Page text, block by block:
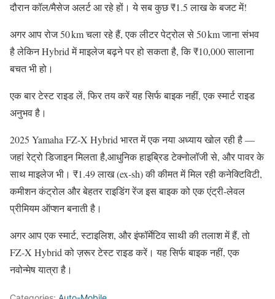
दौरान कॉल/मैसेज अलर्ट आ रहे हों। ये सब कुछ ₹1.5 लाख के बजट में!
अगर आप रोज 50 km चला रहे हैं, एक लीटर पेट्रोल से 50 km जाना संभव
है लेकिन Hybrid में माइलेज बढ़ने पर हो सकता है, कि ₹10,000 सालाना
बचत भी हो।
एक बार टेस्ट राइड लें, फिर तय करें यह सिर्फ बाइक नहीं, एक स्मार्ट राइड
अनुभव है।
2025 Yamaha FZ‑X Hybrid भारत में एक नया अध्याय खोल रही है —
जहां रेट्रो डिजाइन मिलता है,आधुनिक हाइब्रिड टेक्नोलॉजी से, और पावर के
साथ माइलेज भी। ₹1.49 लाख (ex‑sh) की कीमत में मिल रही कनेक्टिविटी,
कमीशन कंट्रोल और बेहतर राइडिंग रेंज इस बाइक को एक एंट्री‑लेवल
प्रीमियम ऑप्शन बनाती है।
अगर आप एक स्मार्ट, स्टाइलिश, और इंफॉर्मेटिव साथी की तलाश में हैं, तो
FZ‑X Hybrid को ज़रूर टेस्ट राइड करें। यह सिर्फ बाइक नहीं, एक
नवोन्मेष यात्रा है।